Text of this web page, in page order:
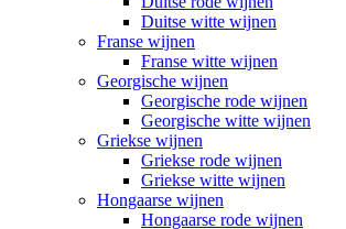
Duitse witte wijnen
Franse wijnen
Franse witte wijnen
Georgische wijnen
Georgische rode wijnen
Georgische witte wijnen
Griekse wijnen
Griekse rode wijnen
Griekse witte wijnen
Hongaarse wijnen
Hongaarse rode wijnen